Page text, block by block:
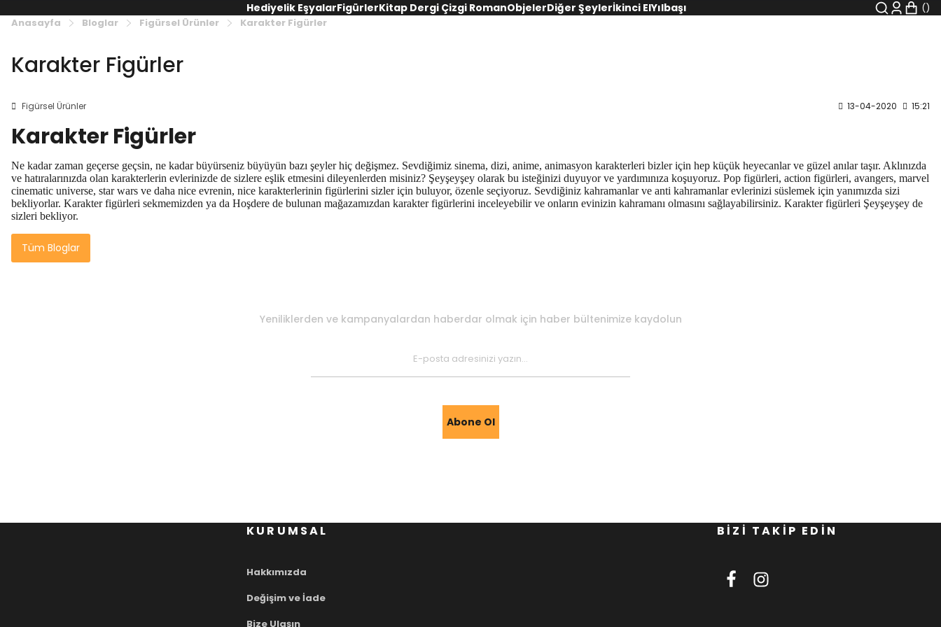
Hediyelik EşyalarFigürlerKitap Dergi Çizgi RomanObjelerDiğer Şeylerİkinci ElYılbaşı
Anasayfa Bloglar Figürsel Ürünler Karakter Figürler
Karakter Figürler
Figürsel Ürünler 13-04-2020 15:21
Karakter Figürler
Ne kadar zaman geçerse geçsin, ne kadar büyürseniz büyüyün bazı şeyler hiç değişmez. Sevdiğimiz sinema, dizi, anime, animasyon karakterleri bizler için hep küçük heyecanlar ve güzel anılar taşır. Aklınızda
ve hatıralarınızda olan karakterlerin evlerinizde de sizlere eşlik etmesini dileyenlerden misiniz? Şeyşeyşey olarak bu isteğinizi duyuyor ve yardımınıza koşuyoruz. Pop figürleri, action figürleri, avangers, marvel
cinematic universe, star wars ve daha nice evrenin, nice karakterlerinin figürlerini sizler için buluyor, özenle seçiyoruz. Sevdiğiniz kahramanlar ve anti kahramanlar evlerinizi süslemek için yanımızda sizi
bekliyorlar. Karakter figürleri sekmemizden ya da Hoşdere de bulunan mağazamızdan karakter figürlerini inceleyebilir ve onların evinizin kahramanı olmasını sağlayabilirsiniz. Karakter figürleri Şeyşeyşey de
sizleri bekliyor.
Tüm Bloglar
Yeniliklerden ve kampanyalardan haberdar olmak için haber bültenimize kaydolun
Abone Ol
KURUMSAL
Hakkımızda
Değişim ve İade
Bize Ulaşın
BİZİ TAKİP EDİN